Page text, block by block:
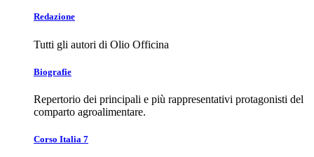
Redazione
Tutti gli autori di Olio Officina
Biografie
Repertorio dei principali e più rappresentativi protagonisti del
comparto agroalimentare.
Corso Italia 7